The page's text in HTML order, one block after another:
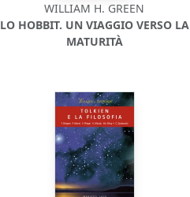
WILLIAM H. GREEN
LO HOBBIT. UN VIAGGIO VERSO LA
MATURITÀ